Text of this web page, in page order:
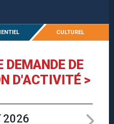
CULTUREL
DEMANDE DE
D'ACTIVITÉ >
2026